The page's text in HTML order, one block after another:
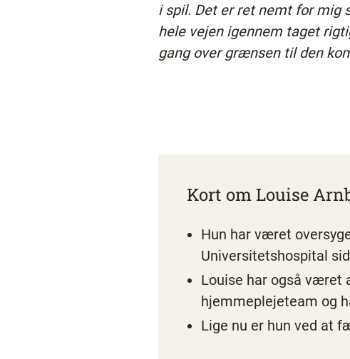
i spil. Det er ret nemt for mig
hele vejen igennem taget
gang over grænsen til den
Kort om Louise
Hun har været
Universitetshospital
Louise har også været
hjemmeplejeteam og
Lige nu er hun ved at